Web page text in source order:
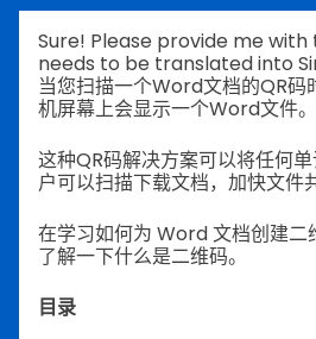
Sure! Please provide me
needs to be translated into
当您扫描一个Word文档的QR码
机屏幕上会显示一个Word文件。
这种QR码解决方案可以将任何
户可以扫描下载文档，加快文件
在学习如何为 Word 文档创建二
了解一下什么是二维码。
目录